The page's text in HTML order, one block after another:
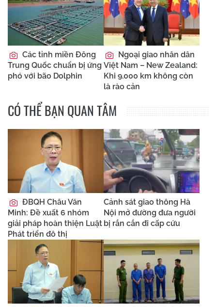
Các tỉnh miền Đông
Trung Quốc chuẩn bị ứng
phó với bão Dolphin
Ngoại giao nhân dân
Việt Nam – New Zealand:
Khi 9.000 km không còn
là rào cản
CÓ THỂ BẠN QUAN TÂM
ĐBQH Châu Văn
Minh: Đề xuất 6 nhóm
giải pháp hoàn thiện Luật
Phát triển đô thị
Cảnh sát giao thông Hà
Nội mở đường đưa người
bị rắn cắn đi cấp cứu